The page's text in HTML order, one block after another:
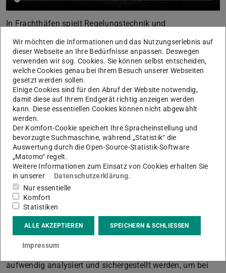
In Frachthäfen spielt Regelungstechnik und
Automatisierungstechnik eine maßgebliche Rolle.
Nichtlineare Regelung
Alle in der Natur und Technik auftretenden Prozesse sind
nichtlinear. Während sich viele dieser Vorgänge
ausreichend gut durch lineare Modelle vereinfachen
lassen, gibt es zahlreiche Beispiele für Systeme, welche
eine nichtlineare Beschreibung unumgänglich machen.
Die Erforschung nichtlinearer Systeme und
Regelungsmethoden ist ein facettenreiches Feld.
Einerseits entstehen für nichtlineare Systeme eine Reihe
von Herausforderungen, welche die Vorhersage des
Verhaltens im Vergleich zu linearen Systemen ungleich
erschweren. Beispielsweise müssen die
Drohnen um eine kontrollierbare Gleichgewichtslage
aufwendig analysiert und sichergestellt werden, um bei
Wir möchten die Informationen und das Nutzungserlebnis auf
dieser Webseite an Ihre Bedürfnisse anpassen. Deswegen
verwenden wir sog. Cookies. Sie können selbst entscheiden,
welche Cookies genau bei Ihrem Besuch unserer Webseiten
gesetzt werden sollen.
Einige Cookies sind für den Abruf der Website notwendig,
damit diese auf Ihrem Endgerät richtig anzeigen werden
kann. Diese essentiellen Cookies können nicht abgewählt
werden.
Der Komfort-Cookie speichert Ihre Spracheinstellung und
bevorzugte Suchmaschine, während „Statistik“ die
Auswertung durch die Open-Source-Statistik-Software
„Matomo“ regelt.
Weitere Informationen zum Einsatz von Cookies erhalten Sie
in unserer
Datenschutzerklärung.
Nur essentielle
Komfort
Statistiken
ALLE AKZEPTIEREN SPEICHERN & SCHLIESSEN
Impressum